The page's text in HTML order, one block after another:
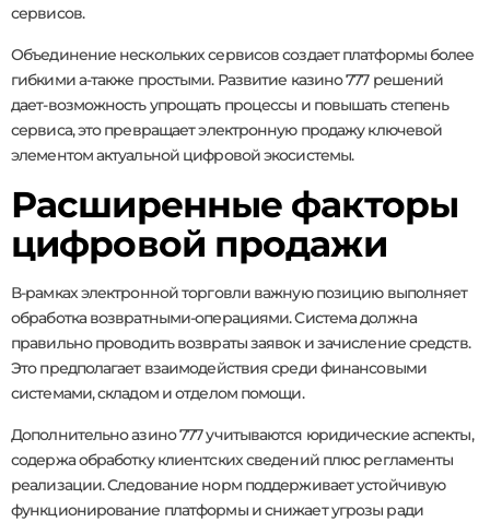
сервисов.
Объединение нескольких сервисов создает платформы более
гибкими а-также простыми. Развитие казино 777 решений
дает-возможность упрощать процессы и повышать степень
сервиса, это превращает электронную продажу ключевой
элементом актуальной цифровой экосистемы.
Расширенные факторы
цифровой продажи
В-рамках электронной торговли важную позицию выполняет
обработка возвратными-операциями. Система должна
правильно проводить возвраты заявок и зачисление средств.
Это предполагает взаимодействия среди финансовыми
системами, складом и отделом помощи.
Дополнительно азино 777 учитываются юридические аспекты,
содержа обработку клиентских сведений плюс регламенты
реализации. Следование норм поддерживает устойчивую
функционирование платформы и снижает угрозы ради